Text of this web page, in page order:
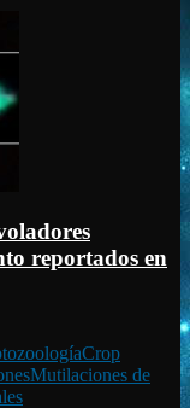
reportados en
Crop
Mutilaciones de